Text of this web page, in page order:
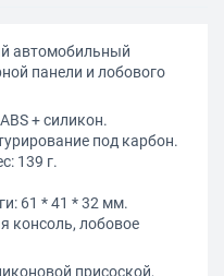
автомобильный
панели и лобового
+ силикон.
под карбон.
139 г.
61 * 41 * 32 мм.
консоль, лобовое
присоской,